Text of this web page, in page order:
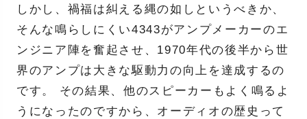
しかし、禍福は糾える縄の如しというべきか、
そんな鳴らしにくい4343がアンプメーカーのエ
ンジニア陣を奮起させ、1970年代の後半から世
界のアンプは大きな駆動力の向上を達成するの
です。 その結果、他のスピーカーもよく鳴るよ
うになったのですから、オーディオの歴史って